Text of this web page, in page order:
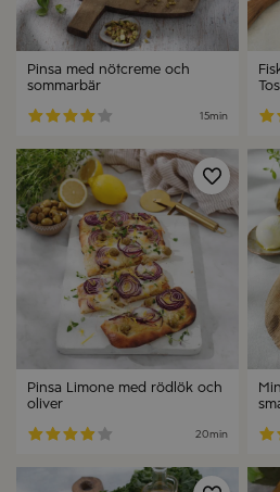
Pinsa med nötcreme och
sommarbär
15min
Spara
Pinsa Limone med rödlök och
oliver
20min